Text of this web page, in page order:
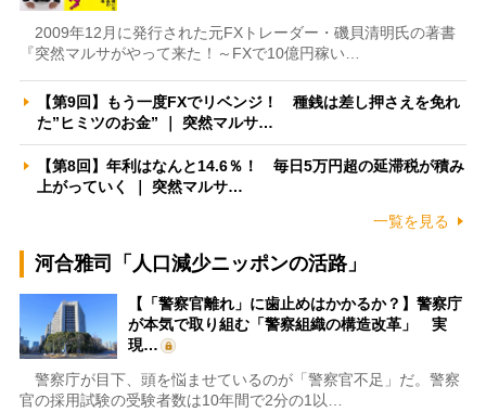
2009年12月に発行された元FXトレーダー・磯貝清明氏の著書
『突然マルサがやって来た！～FXで10億円稼い…
【第9回】もう一度FXでリベンジ！ 種銭は差し押さえを免れ
た”ヒミツのお金” ｜ 突然マルサ…
【第8回】年利はなんと14.6％！ 毎日5万円超の延滞税が積み
上がっていく ｜ 突然マルサ…
一覧を見る
河合雅司「人口減少ニッポンの活路」
【「警察官離れ」に歯止めはかかるか？】警察庁
が本気で取り組む「警察組織の構造改革」 実
現…
警察庁が目下、頭を悩ませているのが「警察官不足」だ。警察
官の採用試験の受験者数は10年間で2分の1以…